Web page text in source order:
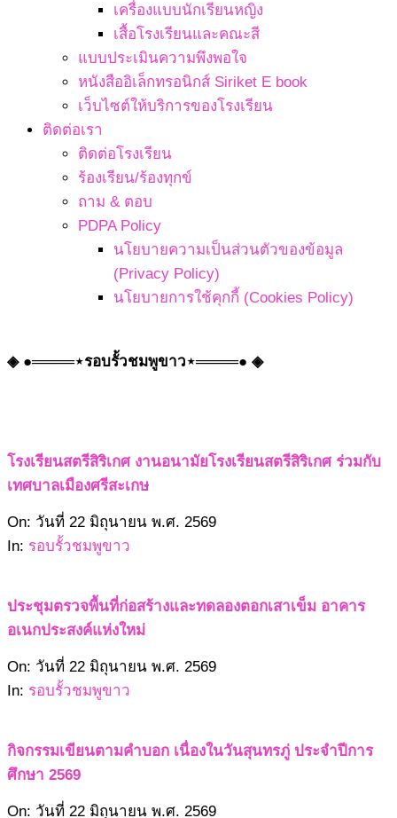
เครื่องแบบนักเรียนหญิง
เสื้อโรงเรียนและคณะสี
แบบประเมินความพึงพอใจ
หนังสืออิเล็กทรอนิกส์ Siriket E book
เว็บไซต์ให้บริการของโรงเรียน
ติดต่อเรา
ติดต่อโรงเรียน
ร้องเรียน/ร้องทุกข์
ถาม & ตอบ
PDPA Policy
นโยบายความเป็นส่วนตัวของข้อมูล
(Privacy Policy)
นโยบายการใช้คุกกี้ (Cookies Policy)
◈ ●════⋆รอบรั้วชมพูขาว⋆════● ◈
โรงเรียนสตรีสิริเกศ งานอนามัยโรงเรียนสตรีสิริเกศ ร่วมกับ
เทศบาลเมืองศรีสะเกษ
2569-
06-
On: วันที่ 22 มิถุนายน พ.ศ. 2569
In: รอบรั้วชมพูขาว
ประชุมตรวจพื้นที่ก่อสร้างและทดลองตอกเสาเข็ม อาคาร
อเนกประสงค์แห่งใหม่
2569-
06-
On: วันที่ 22 มิถุนายน พ.ศ. 2569
In: รอบรั้วชมพูขาว
กิจกรรมเขียนตามคำบอก เนื่องในวันสุนทรภู่ ประจำปีการ
ศึกษา 2569
2569-
On: วันที่ 22 มิถุนายน พ.ศ. 2569